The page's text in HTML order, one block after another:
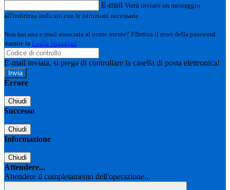
E-mail Verrà inviato un messaggio
all'indirizzo indicato con le istruzioni necessarie.
Non hai una e-mail associata al nome utente? Effettua il reset della password
tramite la Login Spaggiari
E-mail inviata, si prega di controllare la casella di posta elettronica!
Errore
Chiudi
Successo
Chiudi
Informazione
Chiudi
Attendere...
Attendere il completamento dell'operazione...